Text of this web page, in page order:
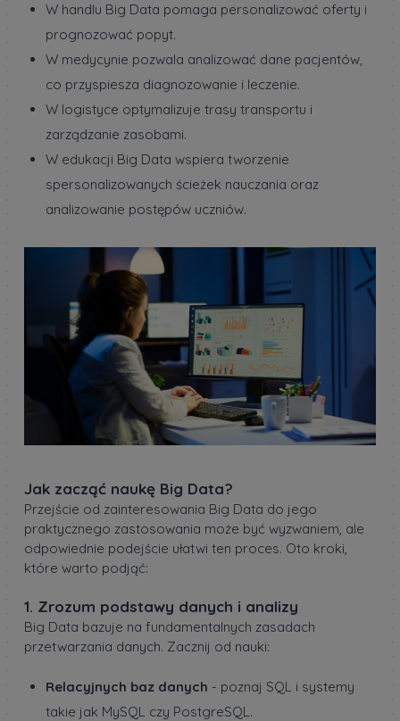
W handlu Big Data pomaga personalizować oferty i
prognozować popyt.
W medycynie pozwala analizować dane pacjentów,
co przyspiesza diagnozowanie i leczenie.
W logistyce optymalizuje trasy transportu i
zarządzanie zasobami.
W edukacji Big Data wspiera tworzenie
spersonalizowanych ścieżek nauczania oraz
analizowanie postępów uczniów.
Jak zacząć naukę Big Data?
Przejście od zainteresowania Big Data do jego
praktycznego zastosowania może być wyzwaniem, ale
odpowiednie podejście ułatwi ten proces. Oto kroki,
które warto podjąć:
1. Zrozum podstawy danych i analizy
Big Data bazuje na fundamentalnych zasadach
przetwarzania danych. Zacznij od nauki:
Relacyjnych baz danych - poznaj SQL i systemy
takie jak MySQL czy PostgreSQL.